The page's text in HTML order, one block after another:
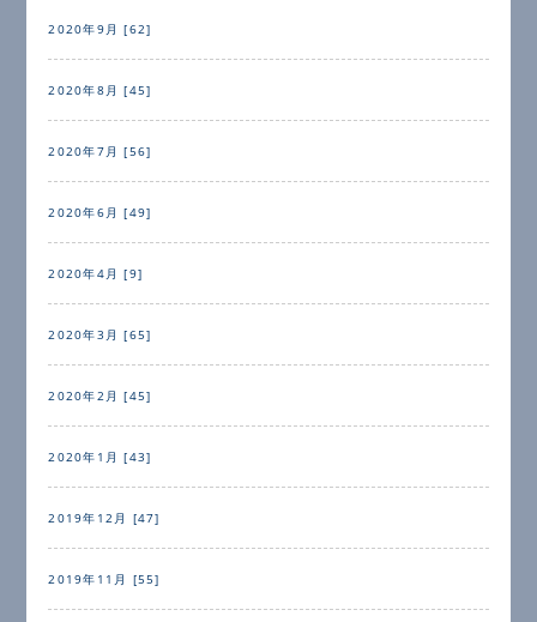
2020年9月 [62]
2020年8月 [45]
2020年7月 [56]
2020年6月 [49]
2020年4月 [9]
2020年3月 [65]
2020年2月 [45]
2020年1月 [43]
2019年12月 [47]
2019年11月 [55]